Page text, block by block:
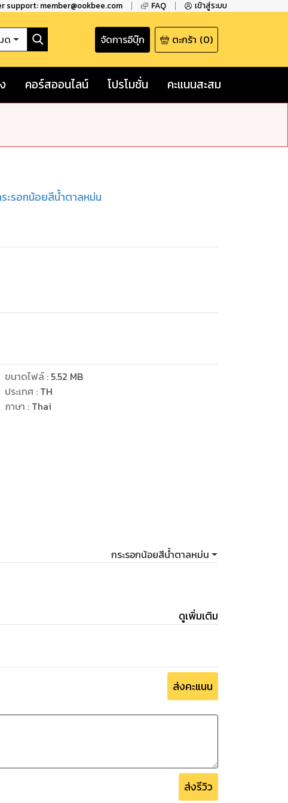
support: member@ookbee.com FAQ เข้าสู่ระบบ
ด จัดการอีบุ๊ก ตะกร้า (0)
คอร์สออนไลน์ โปรโมชั่น คะแนนสะสม
ะรอกน้อยสีน้ำตาลหม่น
ขนาดไฟล์: 5.52 MB
ประเทศ : TH
ภาษา : Thai
กระรอกน้อยสีน้ำตาลหม่น
ดูเพิ่มเติม
ส่งคะแนน
ส่งรีวิว